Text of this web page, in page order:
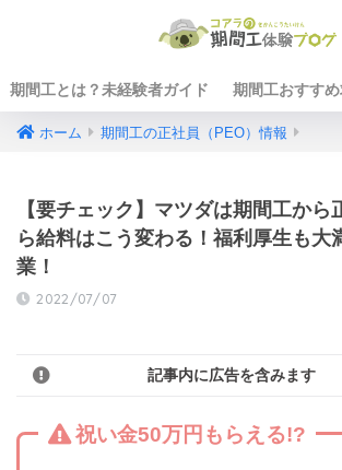
期間工とは？未経験者ガイド 期間工おすすめ
ホーム 期間工の正社員（PEO）情報
【要チェック】マツダは期間工から
ら給料はこう変わる！福利厚生も大
業！
2022/07/07
記事内に広告を含みます
祝い金50万円もらえる!?